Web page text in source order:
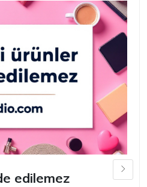
edilemez